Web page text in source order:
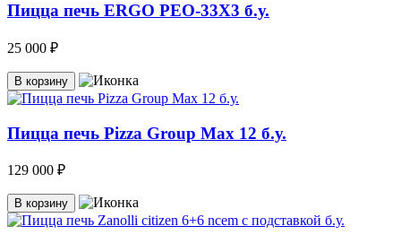
Пицца печь ERGO PEO-33Х3 б.у.
25 000 ₽
В корзину
Пицца печь Pizza Group Max 12 б.у.
129 000 ₽
В корзину